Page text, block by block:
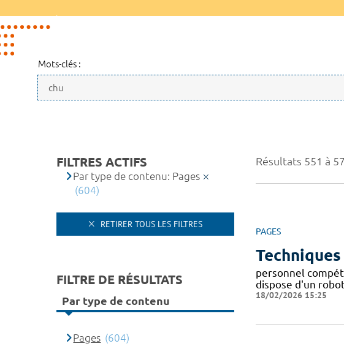
Mots-clés :
Résultats 551 à
PAGES
personnel
dispose d'un
18/02/2026 15:25
FILTRES ACTIFS
Par type de contenu: Pages
(604)
RETIRER TOUS LES FILTRES
FILTRE DE RÉSULTATS
Par type de contenu
Pages (604)